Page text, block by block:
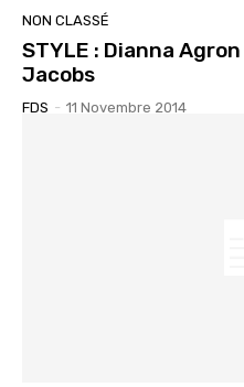
NON CLASSÉ
STYLE : Dianna
Jacobs
FDS - 11 Novembre 2014